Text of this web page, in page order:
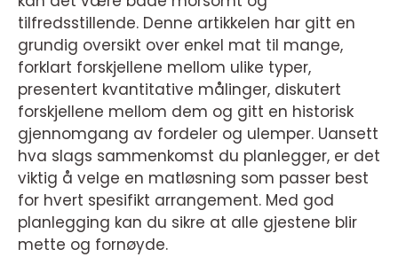
tilfredsstillende. Denne artikkelen har gitt en
grundig oversikt over enkel mat til mange,
forklart forskjellene mellom ulike typer,
presentert kvantitative målinger, diskutert
forskjellene mellom dem og gitt en historisk
gjennomgang av fordeler og ulemper. Uansett
hva slags sammenkomst du planlegger, er det
viktig å velge en matløsning som passer best
for hvert spesifikt arrangement. Med god
planlegging kan du sikre at alle gjestene blir
mette og fornøyde.